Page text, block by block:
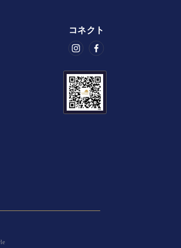
コネクト